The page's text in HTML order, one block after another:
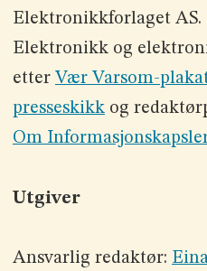
Elektronikkforlaget AS.
Elektronikk og
etter Vær Varsom-
presseskikkog
Om
Utgiver
Ansvarlig redaktør: